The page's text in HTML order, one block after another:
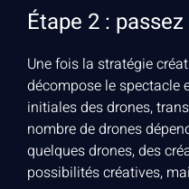
Étape 2 :
Une fois la stratégie
décompose le spectacle
initiales des drones,
nombre de drones
quelques drones, des
possibilités créatives,